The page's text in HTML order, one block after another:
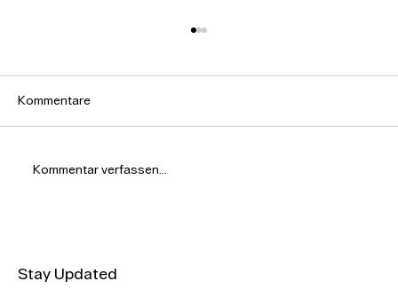
Kommentare
Kommentar verfassen...
Stay Updated